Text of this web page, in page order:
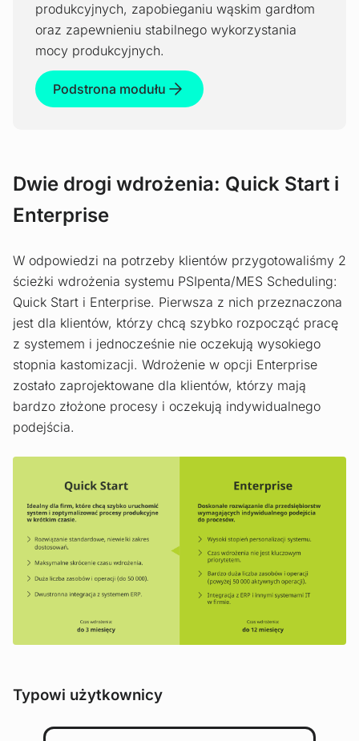
produkcyjnych, zapobieganiu wąskim gardłom
oraz zapewnieniu stabilnego wykorzystania
mocy produkcyjnych.
Podstrona modułu
Dwie drogi wdrożenia: Quick Start i
Enterprise
W odpowiedzi na potrzeby klientów przygotowaliśmy 2
ścieżki wdrożenia systemu PSIpenta/MES Scheduling:
Quick Start i Enterprise. Pierwsza z nich przeznaczona
jest dla klientów, którzy chcą szybko rozpocząć pracę
z systemem i jednocześnie nie oczekują wysokiego
stopnia kastomizacji. Wdrożenie w opcji Enterprise
zostało zaprojektowane dla klientów, którzy mają
bardzo złożone procesy i oczekują indywidualnego
podejścia.
Typowi użytkownicy